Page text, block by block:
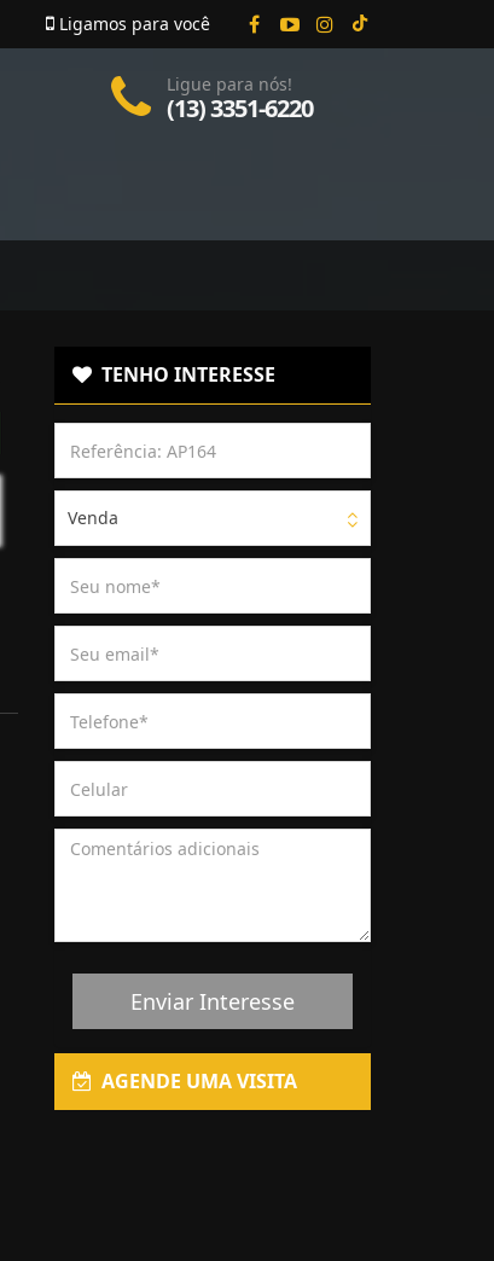
Ligamos para você
Ligue para nós!
(13) 3351-6220
TENHO INTERESSE
Venda
Enviar Interesse
AGENDE UMA VISITA